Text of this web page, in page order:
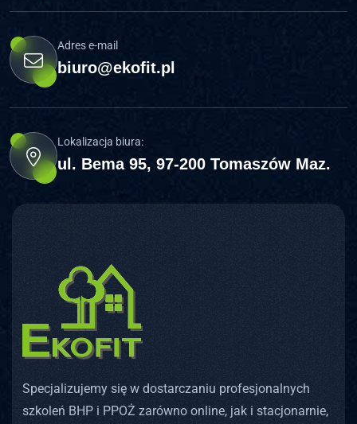
Adres e-mail
biuro@ekofit.pl
Lokalizacja biura:
ul. Bema 95, 97-200 Tomaszów Maz.
Specjalizujemy się w dostarczaniu profesjonalnych
szkoleń BHP i PPOŻ zarówno online, jak i stacjonarnie,